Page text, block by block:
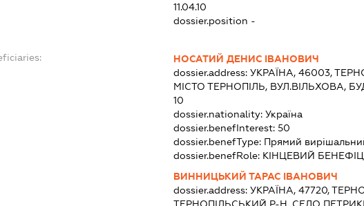
11.04.10
dossier.position -
НОСАТИЙ ДЕНИС ІВАНОВИЧ
dossier.address:УКРАЇНА, 46003,
МІСТО ТЕРНОПІЛЬ, ВУЛ.ВІЛЬХОВА,
10
dossier.nationality:Україна
dossier.benefInterest:50
dossier.benefType: Прямий
dossier.benefRole: КІНЦЕВИЙ
ВИННИЦЬКИЙ ТАРАС ІВАНОВИЧ
dossier.address:УКРАЇНА, 47720,